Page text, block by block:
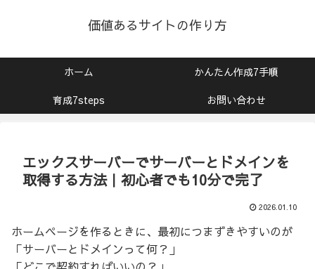
価値あるサイトの作り方
ホーム
かんたん作成7手順
育成7steps
お問い合わせ
エックスサーバーでサーバーとドメインを
取得する方法｜初心者でも10分で完了
2026.01.10
ホームページを作るときに、最初につまずきやすいのが
「サーバーとドメインって何？」